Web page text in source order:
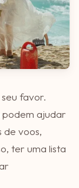
favor.
podem ajudar
de voos,
ter uma lista